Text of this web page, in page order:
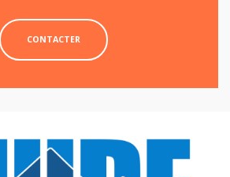
CONTACTER